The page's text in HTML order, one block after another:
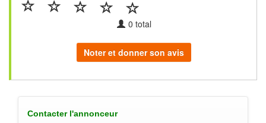
0 total
Noter et donner son avis
Contacter l'annonceur